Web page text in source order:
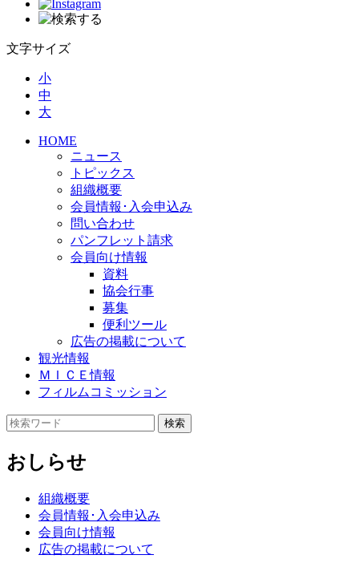
文字サイズ
小
中
大
HOME
ニュース
トピックス
組織概要
会員情報･入会申込み
問い合わせ
パンフレット請求
会員向け情報
資料
協会行事
募集
便利ツール
広告の掲載について
観光情報
ＭＩＣＥ情報
フィルムコミッション
おしらせ
組織概要
会員情報･入会申込み
会員向け情報
広告の掲載について